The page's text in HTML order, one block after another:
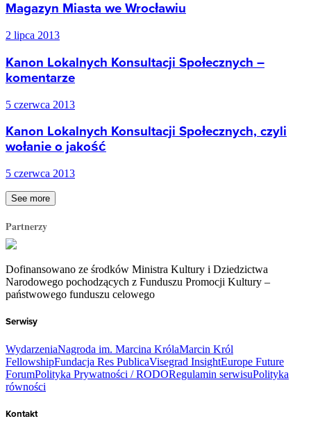
Magazyn Miasta we Wrocławiu
2 lipca 2013
Kanon Lokalnych Konsultacji Społecznych –
komentarze
5 czerwca 2013
Kanon Lokalnych Konsultacji Społecznych, czyli
wołanie o jakość
5 czerwca 2013
See more
Partnerzy
Dofinansowano ze środków Ministra Kultury i Dziedzictwa
Narodowego pochodzących z Funduszu Promocji Kultury –
państwowego funduszu celowego
Serwisy
WydarzeniaNagroda im. Marcina KrólaMarcin Król
FellowshipFundacja Res PublicaVisegrad InsightEurope Future
ForumPolityka Prywatności / RODORegulamin serwisuPolityka
równości
Kontakt